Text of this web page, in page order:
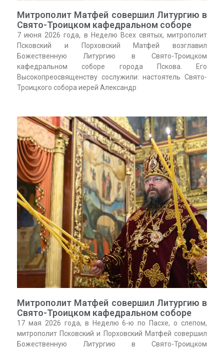
Митрополит Матфей совершил Литургию в
Свято-Троицком кафедральном соборе
7 июня 2026 года, в Неделю Всех святых, митрополит
Псковский и Порховский Матфей возглавил
Божественную Литургию в Свято-Троицком
кафедральном соборе города Пскова. Его
Высокопреосвященству сослужили: настоятель Свято-
Троицкого собора иерей Александр
Митрополит Матфей совершил Литургию в
Свято-Троицком кафедральном соборе
17 мая 2026 года, в Неделю 6-ю по Пасхе, о слепом,
митрополит Псковский и Порховский Матфей совершил
Божественную Литургию в Свято-Троицком